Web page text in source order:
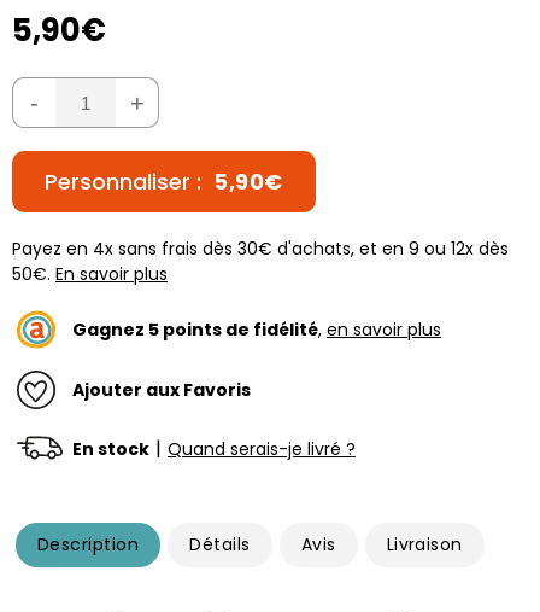
5,90€
- +
Personnaliser : 5,90€
Payez en 4x sans frais dès 30€ d'achats, et en 9 ou 12x dès
50€. En savoir plus
Gagnez 5 points de fidélité, en savoir plus
Ajouter aux Favoris
En stock | Quand serais-je livré ?
Description Détails Avis Livraison